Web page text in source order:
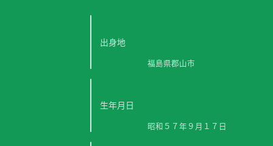
出身地
福島県郡山市
生年月日
昭和５７年９月１７日